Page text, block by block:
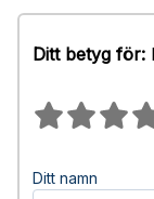
Ditt betyg för:
Ditt namn